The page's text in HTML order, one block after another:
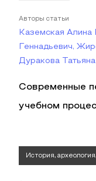
Авторы статьи
Каземская Алина
Геннадьевич,
Дуракова
Современные
учебном
История,